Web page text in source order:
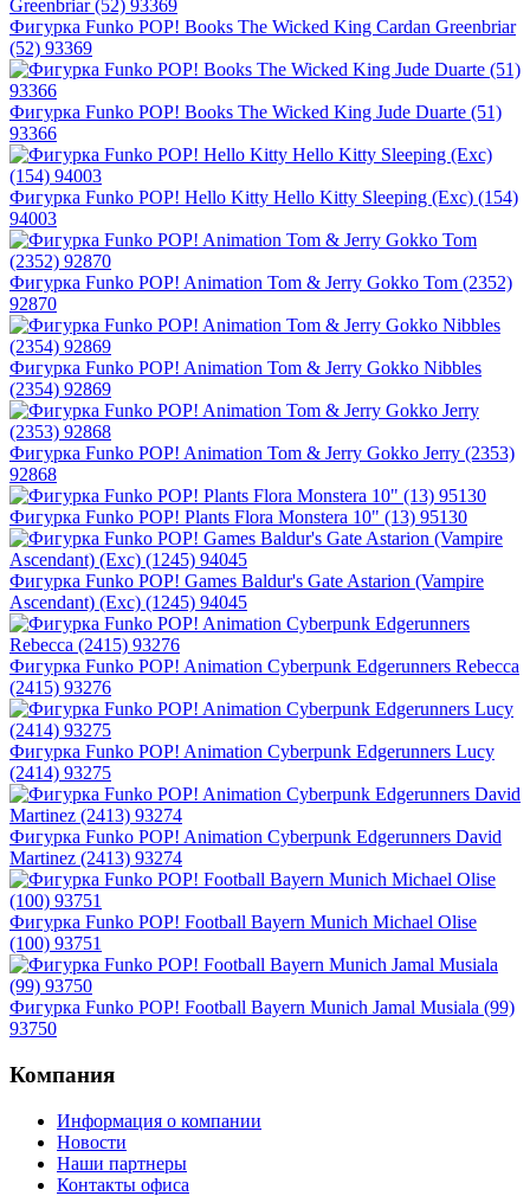
Фигурка Funko POP! Books The Wicked King Cardan Greenbriar
(52) 93369
Фигурка Funko POP! Books The Wicked King Jude Duarte (51)
93366
Фигурка Funko POP! Hello Kitty Hello Kitty Sleeping (Exc) (154)
94003
Фигурка Funko POP! Animation Tom & Jerry Gokko Tom (2352)
92870
Фигурка Funko POP! Animation Tom & Jerry Gokko Nibbles
(2354) 92869
Фигурка Funko POP! Animation Tom & Jerry Gokko Jerry (2353)
92868
Фигурка Funko POP! Plants Flora Monstera 10" (13) 95130
Фигурка Funko POP! Games Baldur's Gate Astarion (Vampire
Ascendant) (Exc) (1245) 94045
Фигурка Funko POP! Animation Cyberpunk Edgerunners Rebecca
(2415) 93276
Фигурка Funko POP! Animation Cyberpunk Edgerunners Lucy
(2414) 93275
Фигурка Funko POP! Animation Cyberpunk Edgerunners David
Martinez (2413) 93274
Фигурка Funko POP! Football Bayern Munich Michael Olise
(100) 93751
Фигурка Funko POP! Football Bayern Munich Jamal Musiala (99)
93750
Компания
Информация о компании
Новости
Наши партнеры
Контакты офиса